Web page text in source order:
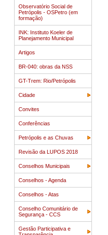
Observatório Social de
Petrópolis - OSPetro (em
formação)
INK: Instituto Koeler de
Planejamento Municipal
Artigos
BR-040: obras da NSS
GT-Trem: Rio/Petrópolis
Cidade
Convites
Conferências
Petrópolis e as Chuvas
Revisão da LUPOS 2018
Conselhos Municipais
Conselhos - Agenda
Conselhos - Atas
Conselho Comunitário de
Segurança - CCS
Gestão Participativa e